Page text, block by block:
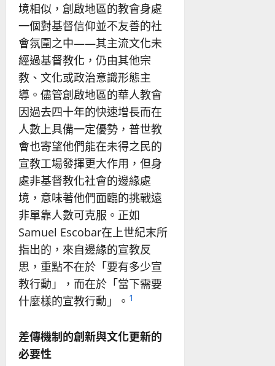
境相似，創啟地區的教會身處
一個對基督信仰並不友善的社
會氛圍之中——其主流文化未
經過基督教化，仍由其他宗
教、文化或政治意識形態主
導。儘管創啟地區的華人教會
因過去四十年的快速增長而在
人數上具備一定優勢，普世教
會也寄望他們能在未得之民的
宣教工場發揮更大作用，但身
處非基督教化社會的邊緣處
境，意味著他們面臨的挑戰遠
非單靠人數可克服。正如
Samuel Escobar在上世紀末所
指出的，來自邊緣的宣教反
思，重點不在於「要有多少宣
教行動」，而在於「當下需要
什麼樣的宣教行動」。 1
差傳機制的創新與文化更新的
必要性